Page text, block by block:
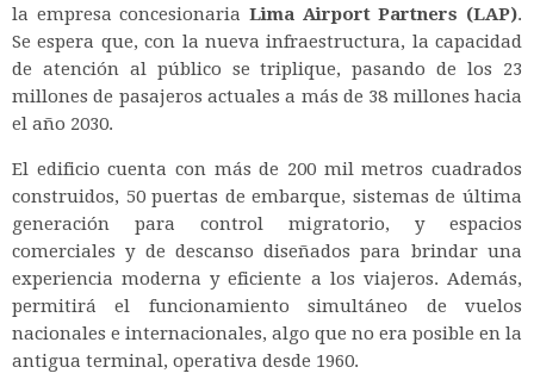
la empresa concesionaria Lima Airport Partners (LAP).
Se espera que, con la nueva infraestructura, la capacidad
de atención al público se triplique, pasando de los 23
millones de pasajeros actuales a más de 38 millones hacia
el año 2030.
El edificio cuenta con más de 200 mil metros cuadrados
construidos, 50 puertas de embarque, sistemas de última
generación para control migratorio, y espacios
comerciales y de descanso diseñados para brindar una
experiencia moderna y eficiente a los viajeros. Además,
permitirá el funcionamiento simultáneo de vuelos
nacionales e internacionales, algo que no era posible en la
antigua terminal, operativa desde 1960.